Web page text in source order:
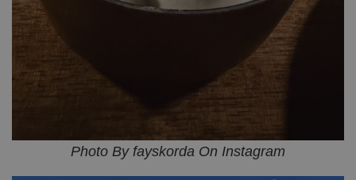
Photo By fayskorda On Instagram